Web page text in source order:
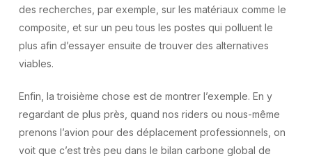
des recherches, par exemple, sur les matériaux comme le
composite, et sur un peu tous les postes qui polluent le
plus afin d’essayer ensuite de trouver des alternatives
viables.
Enfin, la troisième chose est de montrer l’exemple. En y
regardant de plus près, quand nos riders ou nous-même
prenons l’avion pour des déplacement professionnels, on
voit que c’est très peu dans le bilan carbone global de